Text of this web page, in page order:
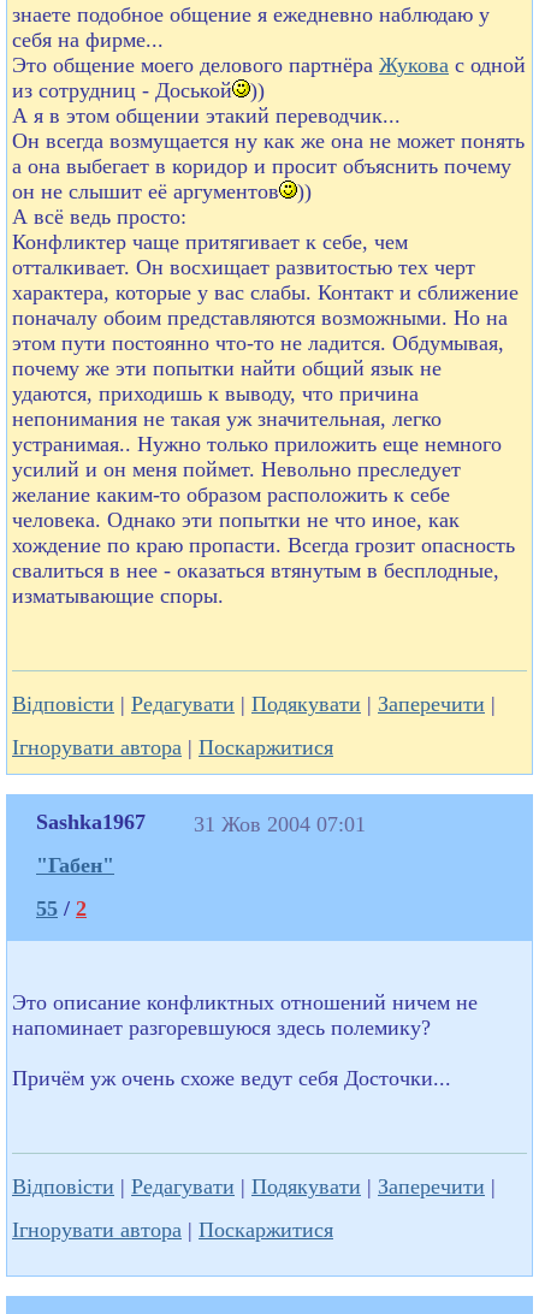
знаете подобное общение я ежедневно наблюдаю у
себя на фирме...
Это общение моего делового партнёра Жукова с одной
из сотрудниц - Доськой
))
А я в этом общении этакий переводчик...
Он всегда возмущается ну как же она не может понять
а она выбегает в коридор и просит объяснить почему
он не слышит её аргументов
))
А всё ведь просто:
Конфликтер чаще притягивает к себе, чем
отталкивает. Он восхищает развитостью тех черт
характера, которые у вас слабы. Контакт и сближение
поначалу обоим представляются возможными. Но на
этом пути постоянно что-то не ладится. Обдумывая,
почему же эти попытки найти общий язык не
удаются, приходишь к выводу, что причина
непонимания не такая уж значительная, легко
устранимая.. Нужно только приложить еще немного
усилий и он меня поймет. Невольно преследует
желание каким-то образом расположить к себе
человека. Однако эти попытки не что иное, как
хождение по краю пропасти. Всегда грозит опасность
свалиться в нее - оказаться втянутым в бесплодные,
изматывающие споры.
Відповісти | Редагувати | Подякувати | Заперечити |
Ігнорувати автора | Поскаржитися
Sashka1967
"Габен"
55 / 2
31 Жов 2004 07:01
Это описание конфликтных отношений ничем не
напоминает разгоревшуюся здесь полемику?
Причём уж очень схоже ведут себя Досточки...
Відповісти | Редагувати | Подякувати | Заперечити |
Ігнорувати автора | Поскаржитися